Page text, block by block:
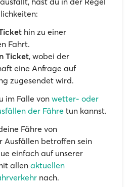
hin zu einer
Fahrt.
Ticket, wobei der
eine Anfrage auf
zugesendet wird.
im Falle vonwetter- oder
der Fähre tun kannst.
Fähre von
Ausfällen betroffen sein
einfach auf unserer
allen aktuellen
nach.